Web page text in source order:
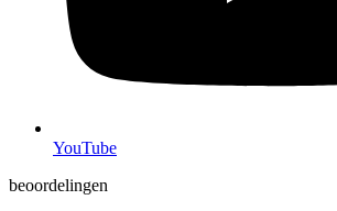
YouTube
beoordelingen